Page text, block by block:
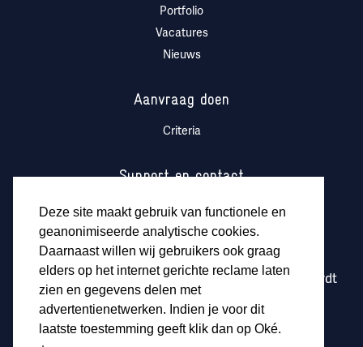
Deze site maakt gebruik van functionele en
geanonimiseerde analytische cookies.
Daarnaast willen wij gebruikers ook graag
elders op het internet gerichte reclame laten
zien en gegevens delen met
advertentienetwerken. Indien je voor dit
laatste toestemming geeft klik dan op Oké.
Portfolio
Vacatures
Nieuws
Aanvraag doen
Criteria
Support en contact
Contact
Logo DOEN Participaties
DOEN Participaties is volledig eigendom van en wordt
gemanaged doorStichting DOEN